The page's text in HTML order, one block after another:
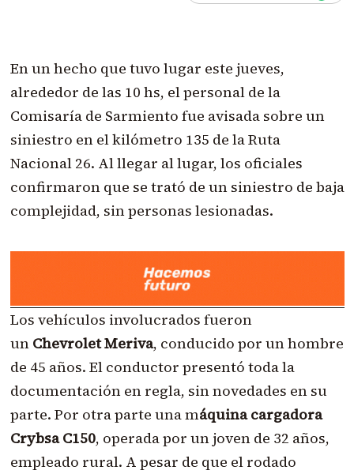
En un hecho que tuvo lugar este jueves,
alrededor de las 10 hs, el personal de la
Comisaría de Sarmiento fue avisada sobre un
siniestro en el kilómetro 135 de la Ruta
Nacional 26. Al llegar al lugar, los oficiales
confirmaron que se trató de un siniestro de baja
complejidad, sin personas lesionadas.
Los vehículos involucrados fueron
un Chevrolet Meriva, conducido por un hombre
de 45 años. El conductor presentó toda la
documentación en regla, sin novedades en su
parte. Por otra parte una máquina cargadora
Crybsa C150, operada por un joven de 32 años,
empleado rural. A pesar de que el rodado